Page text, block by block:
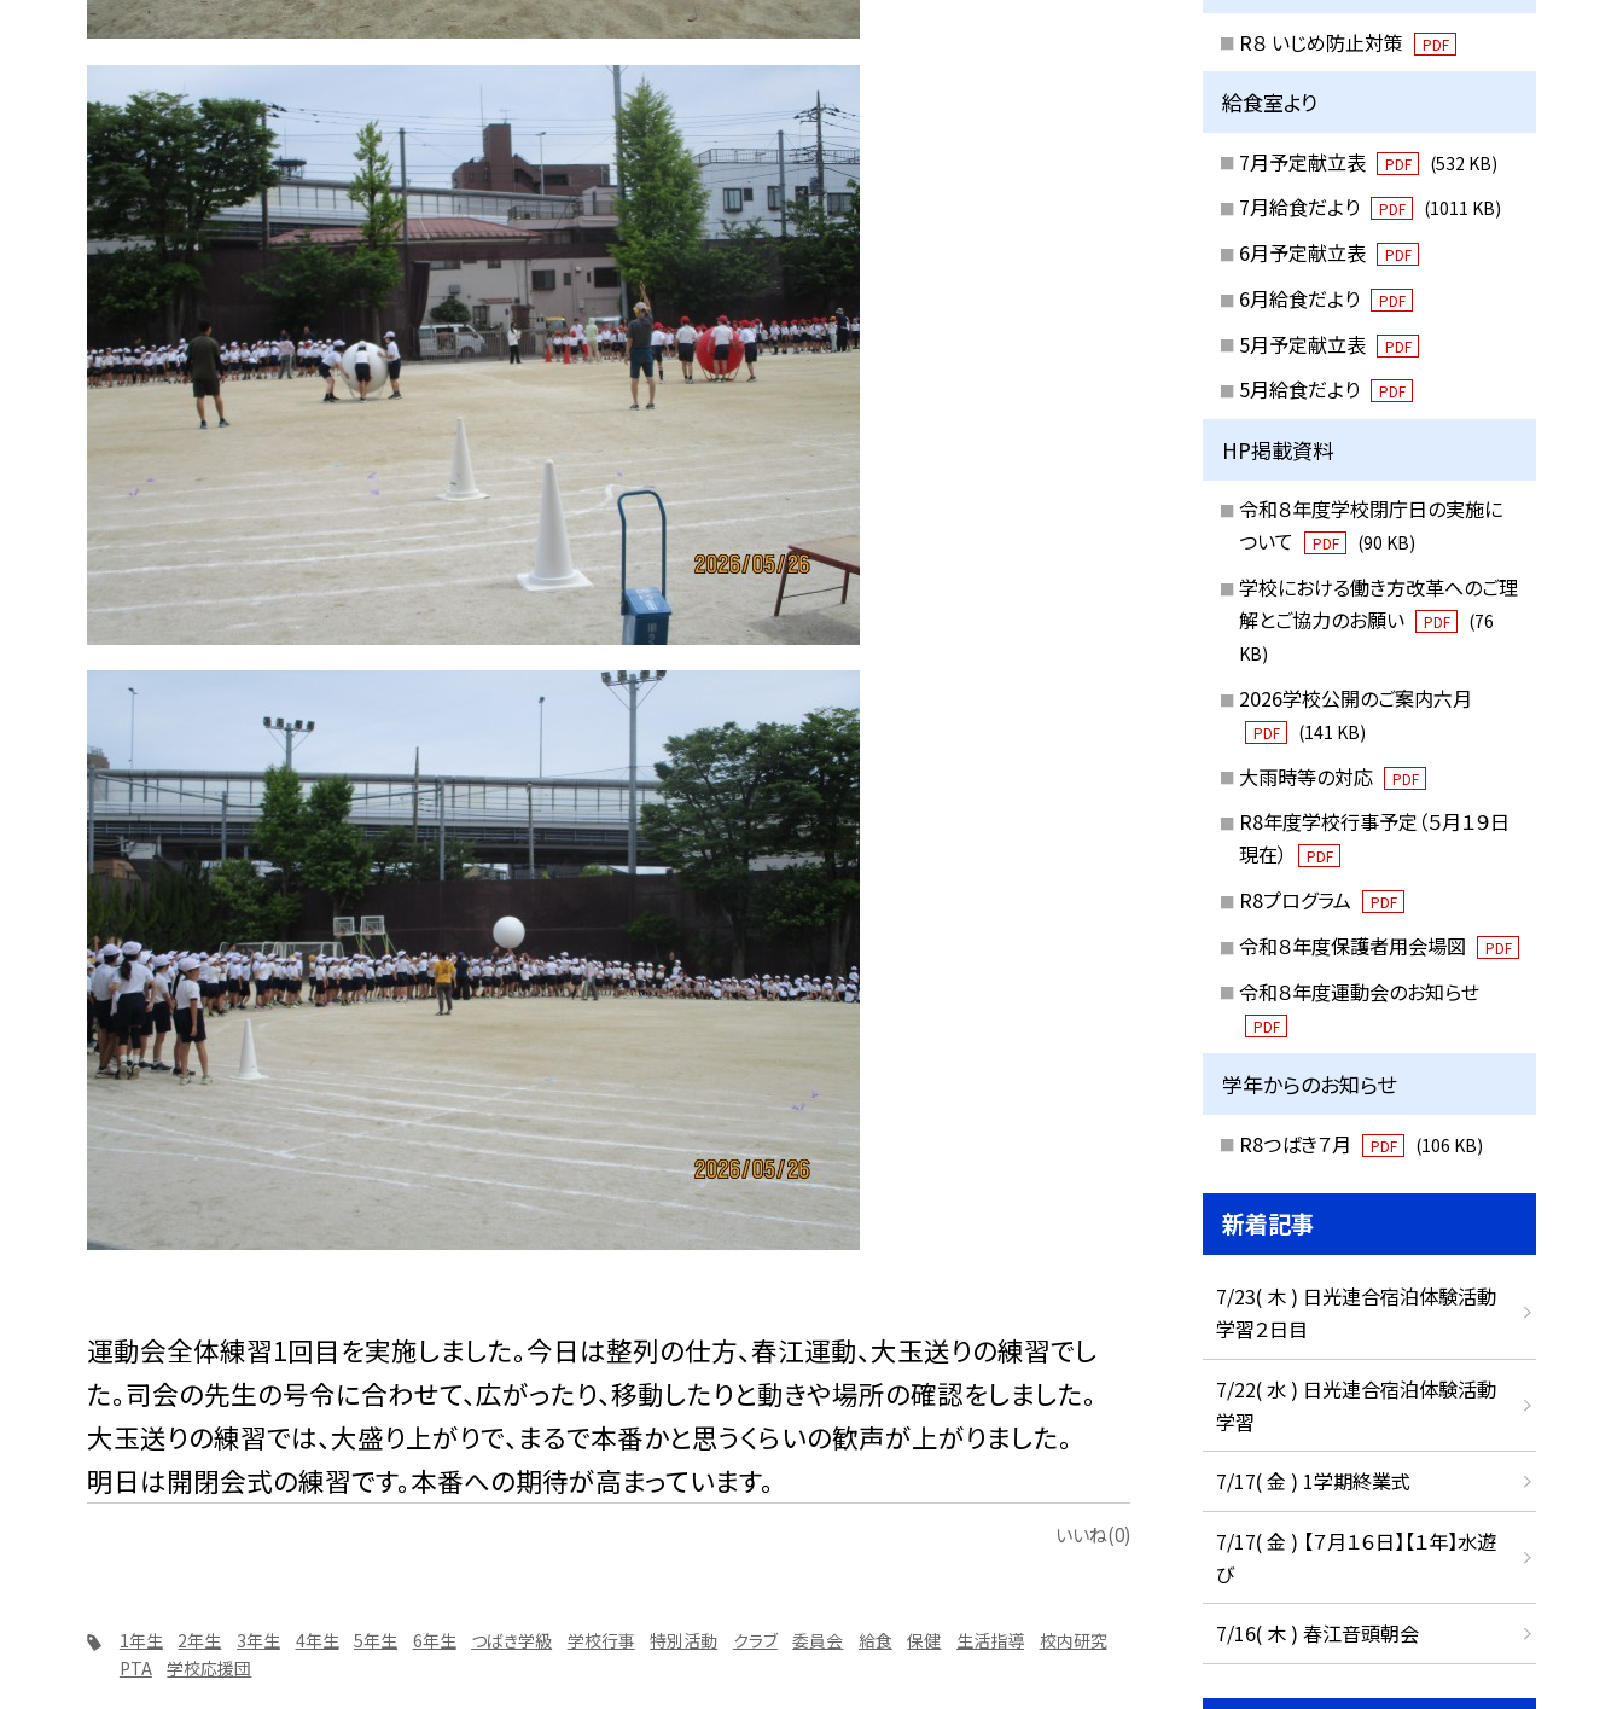
運動会全体練習1回目を実施しました。今日は整列の仕方、春江運動、大玉送りの練習でし
た。司会の先生の号令に合わせて、広がったり、移動したりと動きや場所の確認をしました。
大玉送りの練習では、大盛り上がりで、まるで本番かと思うくらいの歓声が上がりました。
明日は開閉会式の練習です。本番への期待が高まっています。
いいね(0)
1年生 2年生 3年生 4年生 5年生 6年生 つばき学級 学校行事 特別活動 クラブ 委員会 給食 保健 生活指導
校内研究
PTA
学校応援団
R８ いじめ防止対策 PDF
給食室より
7月予定献立表 PDF (532 KB)
7月給食だより PDF (1011 KB)
6月予定献立表 PDF
6月給食だより PDF
5月予定献立表 PDF
5月給食だより PDF
HP掲載資料
令和８年度学校閉庁日の実施に
ついて
PDF (90 KB)
学校における働き方改革へのご理
解とご協力のお願い
PDF
(76
KB)
2026学校公開のご案内六月
PDF (141 KB)
大雨時等の対応 PDF
R8年度学校行事予定（５月１９日
現在）
PDF
R8プログラム PDF
令和８年度保護者用会場図 PDF
令和８年度運動会のお知らせ
PDF
学年からのお知らせ
R8つばき７月 PDF (106 KB)
新着記事
7/23( 木 ) 日光連合宿泊体験活動
学習２日目
7/22( 水 ) 日光連合宿泊体験活動
学習
7/17( 金 ) 1学期終業式
7/17( 金 ) 【７月１６日】【１年】水遊
び
7/16( 木 ) 春江音頭朝会